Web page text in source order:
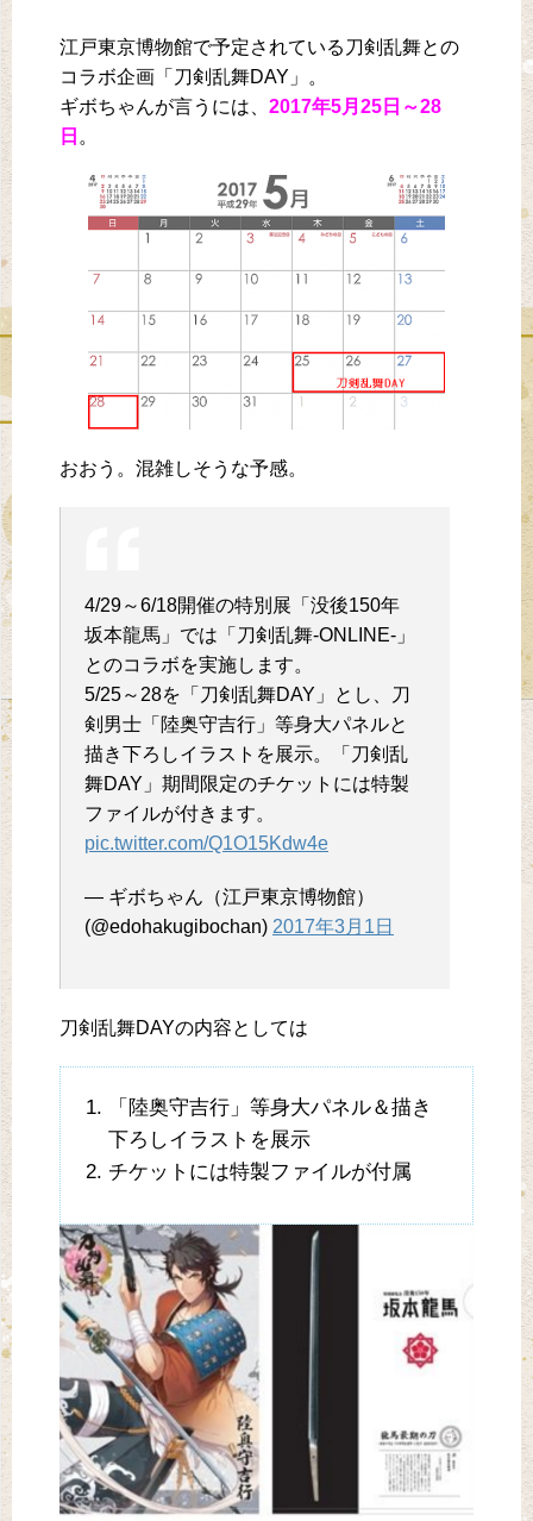
江戸東京博物館で予定されている刀剣乱舞との
コラボ企画「刀剣乱舞DAY」。
ギボちゃんが言うには、 2017年5月25日～28
日 。
おおう。混雑しそうな予感。
4/29～6/18開催の特別展「没後150年
坂本龍馬」では「刀剣乱舞-ONLINE-」
とのコラボを実施します。
5/25～28を「刀剣乱舞DAY」とし、刀
剣男士「陸奥守吉行」等身大パネルと
描き下ろしイラストを展示。「刀剣乱
舞DAY」期間限定のチケットには特製
ファイルが付きます。
pic.twitter.com/Q1O15Kdw4e
— ギボちゃん（江戸東京博物館）
(@edohakugibochan) 2017年3月1日
刀剣乱舞DAYの内容としては
「陸奥守吉行」等身大パネル＆描き
下ろしイラストを展示
チケットには特製ファイルが付属